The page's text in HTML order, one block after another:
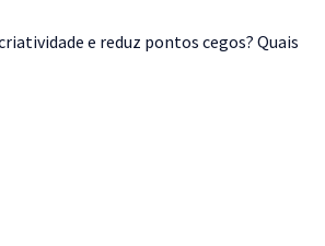
e reduz pontos cegos? Quais